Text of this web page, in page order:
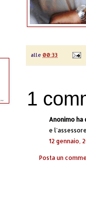
alle 00:33
1
Anonimo ha
e
12 gennaio,
Posta un